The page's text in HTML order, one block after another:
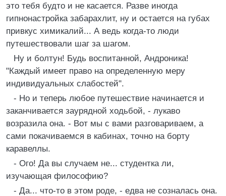
это тебя будто и не касается. Разве иногда
гипнонастройка забарахлит, ну и остается на губах
привкус химикалий... А ведь когда-то люди
путешествовали шаг за шагом.
Ну и болтун! Будь воспитанной, Андроника!
"Каждый имеет право на определенную меру
индивидуальных слабостей".
- Но и теперь любое путешествие начинается и
заканчивается заурядной ходьбой, - лукаво
возразила она. - Вот мы с вами разговариваем, а
сами покачиваемся в кабинах, точно на борту
каравеллы.
- Ого! Да вы случаем не... студентка ли,
изучающая философию?
- Да... что-то в этом роде, - едва не созналась она.